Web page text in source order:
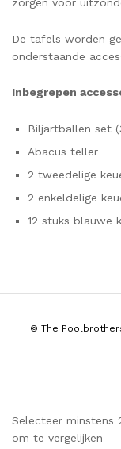
De tafels worden
onderstaande
Inbegrepen
Biljartballen set
Abacus teller
2 tweedelige
2 enkeldelige
12 stuks blauwe
© The
Selecteer minstens
om te vergelijken